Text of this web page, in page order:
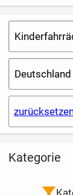
Deutschland
Kategorie